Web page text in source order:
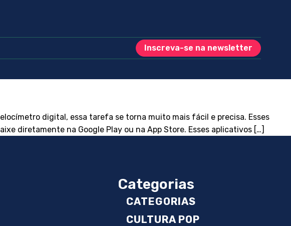
Inscreva-se na newsletter
digital, essa tarefa se torna muito mais fácil e precisa. Esses
diretamente na Google Play ou na App Store. Esses aplicativos […]
Categorias
CATEGORIAS
CULTURA POP